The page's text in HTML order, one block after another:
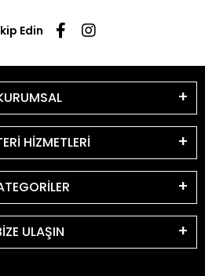
Edin
HİZMETLERİ
ULAŞIN